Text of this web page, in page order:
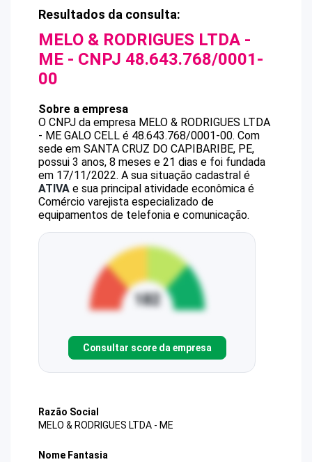
Resultados da consulta:
MELO & RODRIGUES LTDA -
ME - CNPJ 48.643.768/0001-
00
Sobre a empresa
O CNPJ da empresa MELO & RODRIGUES LTDA
- ME GALO CELL é 48.643.768/0001-00. Com
sede em SANTA CRUZ DO CAPIBARIBE, PE,
possui 3 anos, 8 meses e 21 dias e foi fundada
em 17/11/2022. A sua situação cadastral é
ATIVA e sua principal atividade econômica é
Comércio varejista especializado de
equipamentos de telefonia e comunicação.
Consultar score da empresa
Razão Social
MELO & RODRIGUES LTDA - ME
Nome Fantasia